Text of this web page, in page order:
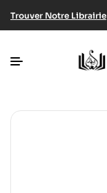
Trouver Notre Librairie